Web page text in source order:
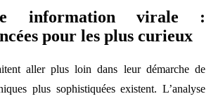
information virale :
pour les plus curieux
aller plus loin dans leur démarche de
plus sophistiquées existent. L’analyse